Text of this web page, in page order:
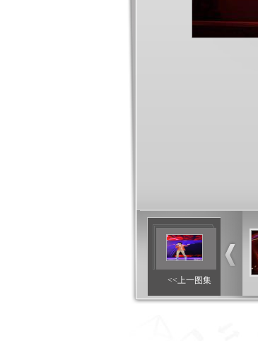
<<上一图集